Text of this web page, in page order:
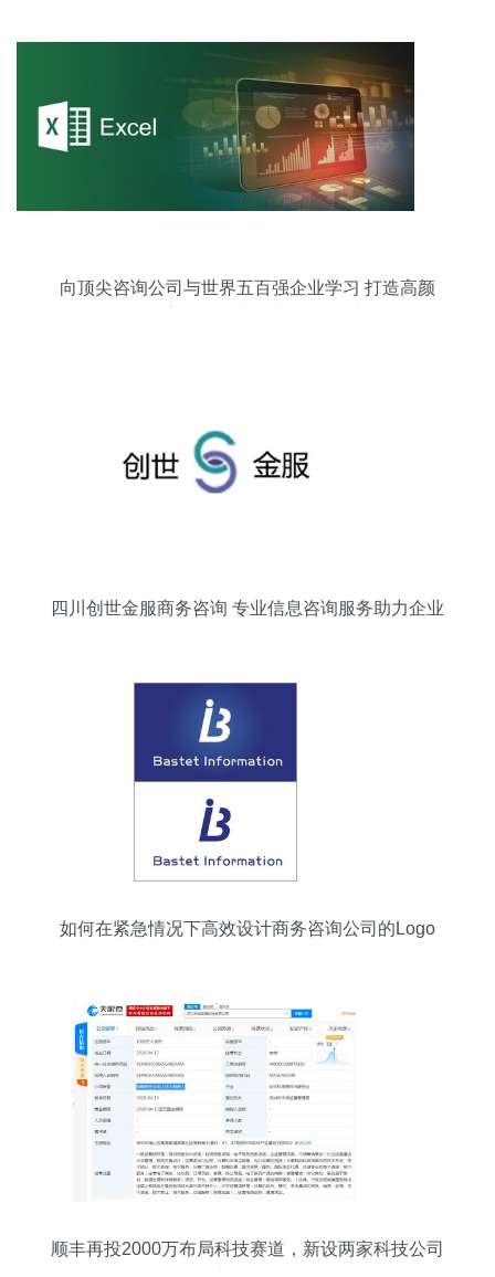
向顶尖咨询公司与世界五百强企业学习 打造高颜
四川创世金服商务咨询 专业信息咨询服务助力企业
如何在紧急情况下高效设计商务咨询公司的Logo
顺丰再投2000万布局科技赛道，新设两家科技公司